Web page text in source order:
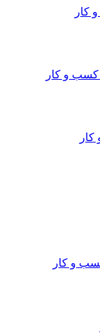
کار
کسب و کار
و کار